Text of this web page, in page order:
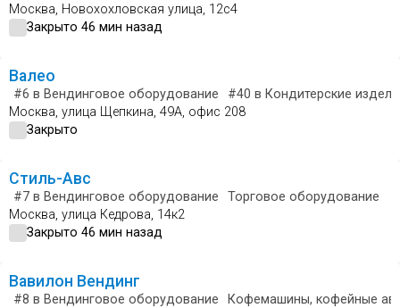
Москва, Новохохловская улица, 12с4
Закрыто 46 мин назад
Валео
#6 в Вендинговое оборудование #40 в Кондитерские
Москва, улица Щепкина, 49А, офис 208
Закрыто
Стиль-Авс
#7 в Вендинговое оборудование
Торговое оборудование
Москва, улица Кедрова, 14к2
Закрыто 46 мин назад
Вавилон Вендинг
#8 в Вендинговое оборудование
Кофемашины, кофейные